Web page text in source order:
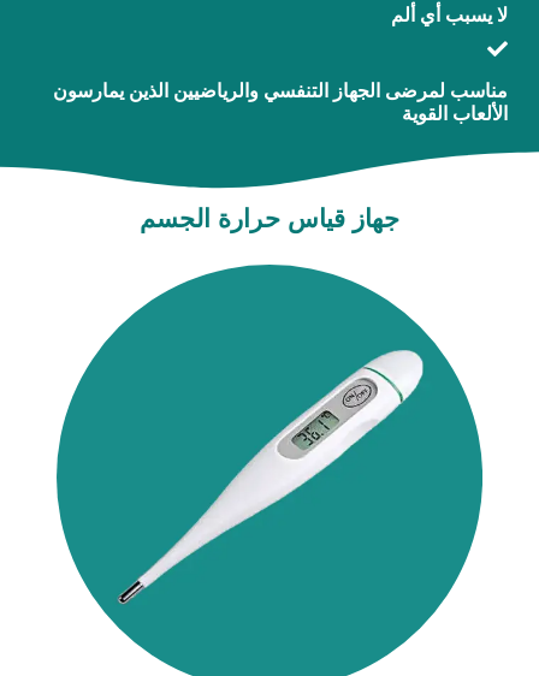
لا يسبب أي ألم
مناسب لمرضى الجهاز التنفسي والرياضيين الذين يمارسون
الألعاب القوية
جهاز قياس حرارة الجسم